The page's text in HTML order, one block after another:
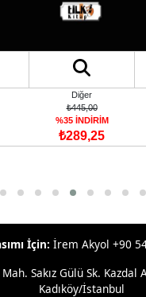
Diğer
₺445,00
%35 İNDİRİM
₺289,25
İçin: İrem Akyol +90
Sakız Gülü Sk. Kazdal
Kadıköy/İstanbul